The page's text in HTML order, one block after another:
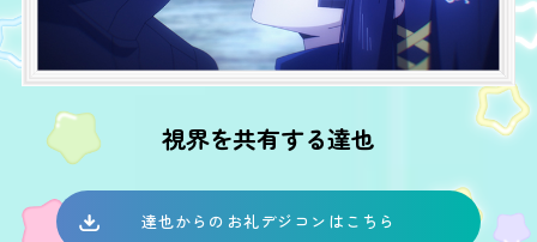
視界を共有する達也
達也からのお礼デジコンはこちら